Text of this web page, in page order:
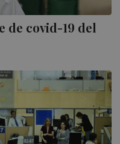
de covid-19 del